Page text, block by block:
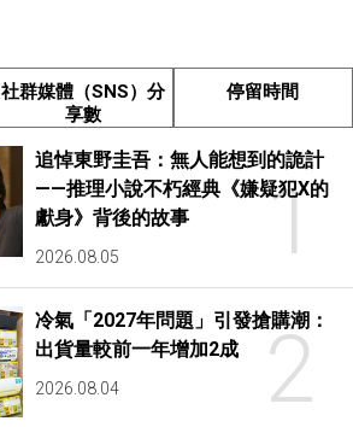
社群媒體（SNS）分
享數
停留時間
1
追悼東野圭吾：無人能想到的詭計
——推理小說不朽經典《嫌疑犯X的
獻身》背後的故事
2026.08.05
2
冷氣「2027年問題」引發搶購潮：
出貨量較前一年增加2成
2026.08.04